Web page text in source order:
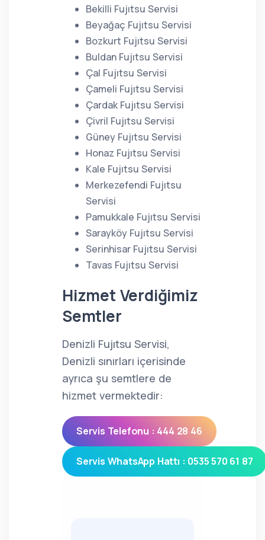
Bekilli Fujıtsu Servisi
Beyağaç Fujıtsu Servisi
Bozkurt Fujıtsu Servisi
Buldan Fujıtsu Servisi
Çal Fujıtsu Servisi
Çameli Fujıtsu Servisi
Çardak Fujıtsu Servisi
Çivril Fujıtsu Servisi
Güney Fujıtsu Servisi
Honaz Fujıtsu Servisi
Kale Fujıtsu Servisi
Merkezefendi Fujıtsu
Servisi
Pamukkale Fujıtsu Servisi
Sarayköy Fujıtsu Servisi
Serinhisar Fujıtsu Servisi
Tavas Fujıtsu Servisi
Hizmet Verdiğimiz
Semtler
Denizli Fujıtsu Servisi,
Denizli sınırları içerisinde
ayrıca şu semtlere de
hizmet vermektedir:
Servis Telefonu : 444 28 46
Servis WhatsApp Hattı : 0535 570 61 87